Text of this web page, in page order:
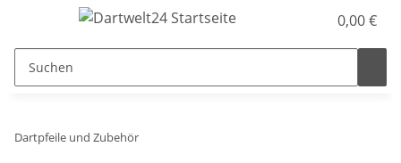
0,00 €
Dartpfeile und Zubehör